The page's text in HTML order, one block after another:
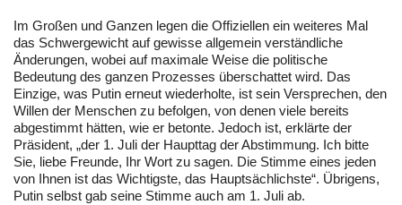
Im Großen und Ganzen legen die Offiziellen ein weiteres Mal
das Schwergewicht auf gewisse allgemein verständliche
Änderungen, wobei auf maximale Weise die politische
Bedeutung des ganzen Prozesses überschattet wird. Das
Einzige, was Putin erneut wiederholte, ist sein Versprechen, den
Willen der Menschen zu befolgen, von denen viele bereits
abgestimmt hätten, wie er betonte. Jedoch ist, erklärte der
Präsident, „der 1. Juli der Haupttag der Abstimmung. Ich bitte
Sie, liebe Freunde, Ihr Wort zu sagen. Die Stimme eines jeden
von Ihnen ist das Wichtigste, das Hauptsächlichste“. Übrigens,
Putin selbst gab seine Stimme auch am 1. Juli ab.